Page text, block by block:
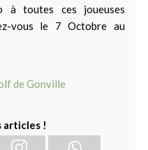
à toutes ces joueuses
vous le 7 Octobre au
articles !